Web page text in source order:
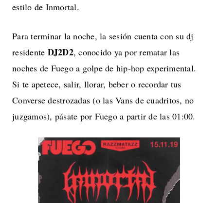
estilo de Inmortal.
Para terminar la noche, la sesión cuenta con su dj
residente DJ2D2, conocido ya por rematar las
noches de Fuego a golpe de hip-hop experimental.
Si te apetece, salir, llorar, beber o recordar tus
Converse destrozadas (o las Vans de cuadritos, no
juzgamos), pásate por Fuego a partir de las 01:00.